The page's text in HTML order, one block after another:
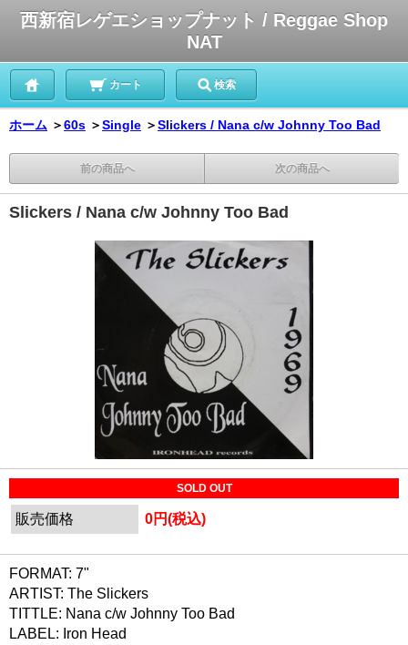
西新宿レゲエショップナット / Reggae Shop
NAT
カート 検索
ホーム ＞60s ＞Single ＞Slickers / Nana c/w Johnny Too Bad
前の商品へ 次の商品へ
Slickers / Nana c/w Johnny Too Bad
SOLD OUT
販売価格 0円(税込)
FORMAT: 7"
ARTIST: The Slickers
TITTLE: Nana c/w Johnny Too Bad
LABEL: Iron Head